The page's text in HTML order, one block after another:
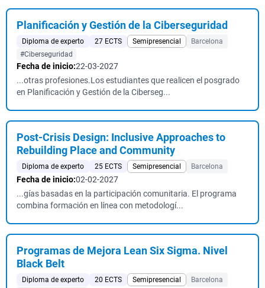
Planificación y Gestión de la Ciberseguridad
Diploma de experto 27 ECTS Semipresencial
Barcelona
#Ciberseguridad
Fecha de inicio:22-03-2027
...otras profesiones.Los estudiantes que realicen el posgrado
en Planificación y Gestión de la Ciberseg...
Post-Crisis Design: Inclusive Approaches to
Rebuilding Place and Community
Diploma de experto 25 ECTS Semipresencial Barcelona
Fecha de inicio:02-02-2027
...gías basadas en la participación comunitaria. El programa
combina formación en línea con metodologí...
Programas de Mejora Lean Six Sigma. Nivel
Black Belt
Diploma de experto 20 ECTS Semipresencial
Barcelona